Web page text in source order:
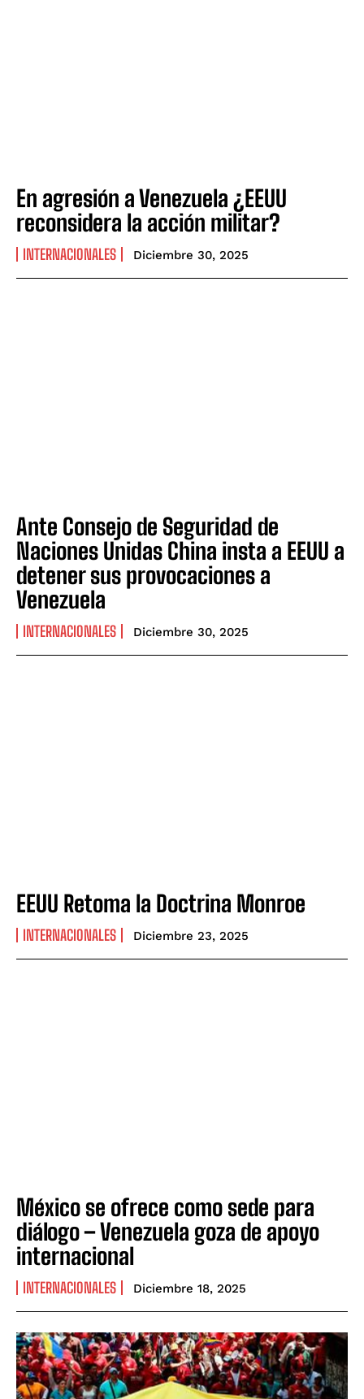
En agresión a Venezuela ¿EEUU
reconsidera la acción militar?
INTERNACIONALES Diciembre 30, 2025
Ante Consejo de Seguridad de
Naciones Unidas China insta a EEUU a
detener sus provocaciones a
Venezuela
INTERNACIONALES Diciembre 30, 2025
EEUU Retoma la Doctrina Monroe
INTERNACIONALES Diciembre 23, 2025
México se ofrece como sede para
diálogo – Venezuela goza de apoyo
internacional
INTERNACIONALES Diciembre 18, 2025